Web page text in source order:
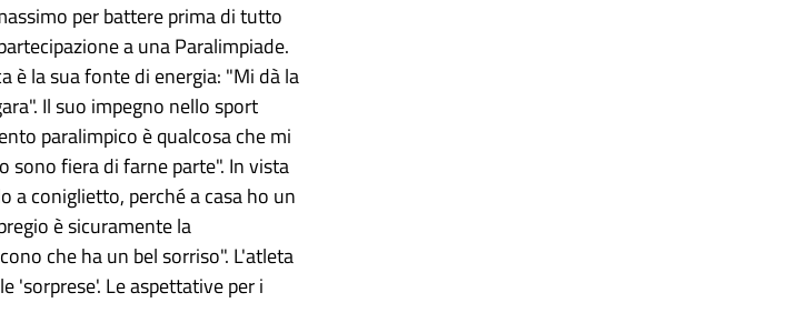
per battere prima di tutto
a una Paralimpiade.
è la sua fonte di energia: "Mi dà la
Il suo impegno nello sport
paralimpico è qualcosa che mi
sono fiera di farne parte". In vista
a coniglietto, perché a casa ho un
è sicuramente la
che ha un bel sorriso". L'atleta
'sorprese'. Le aspettative per i